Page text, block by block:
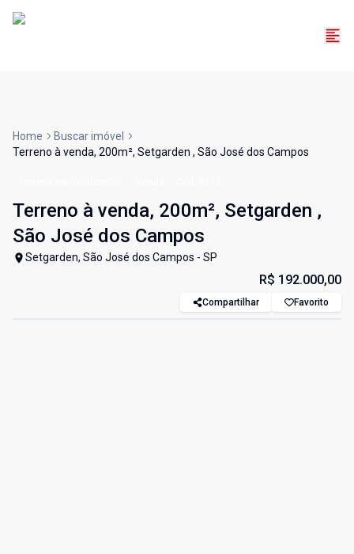
Home
Buscar imóvel
Terreno à venda, 200m², Setgarden , São José dos Campos
Terreno à venda, 200m², Setgarden ,
São José dos Campos
Setgarden, São José dos Campos - SP
R$ 192.000,00
Compartilhar Favorito